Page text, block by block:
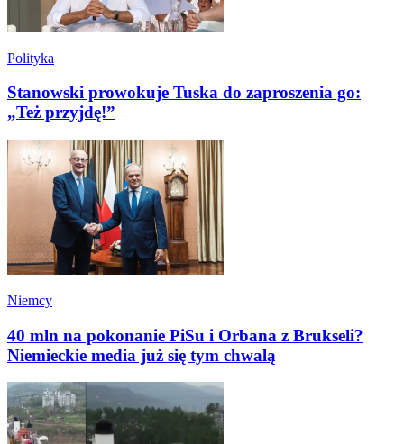
Polityka
Stanowski prowokuje Tuska do zaproszenia go:
„Też przyjdę!”
Niemcy
40 mln na pokonanie PiSu i Orbana z Brukseli?
Niemieckie media już się tym chwalą